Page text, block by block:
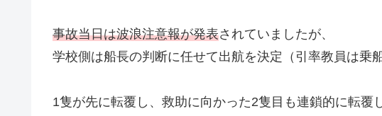
事故当日は波浪注意報が発表されていましたが、
学校側は船長の判断に任せて出航を決定（引率教員は乗
1隻が先に転覆し、救助に向かった2隻目も連鎖的に転覆